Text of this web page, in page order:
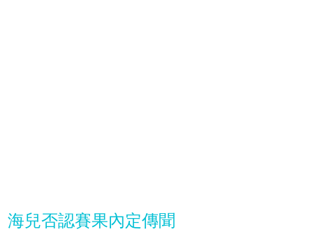
海兒否認賽果內定傳聞